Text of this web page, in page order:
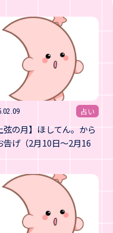
占い
弦の月】ほしてん。から
告げ（2月10日～2月16